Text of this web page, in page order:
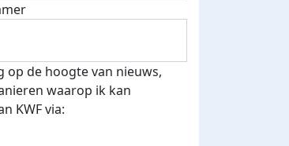
mails verstuurd
t-shirt
op de hoogte van nieuws,
waarop ik kan
KWF via: